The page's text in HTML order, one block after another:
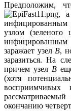
Предположим,
, а
инфицированным
узлом (зеленого
заражает узелB,
заразиться. На
причем узелB
(хотя
окончанию